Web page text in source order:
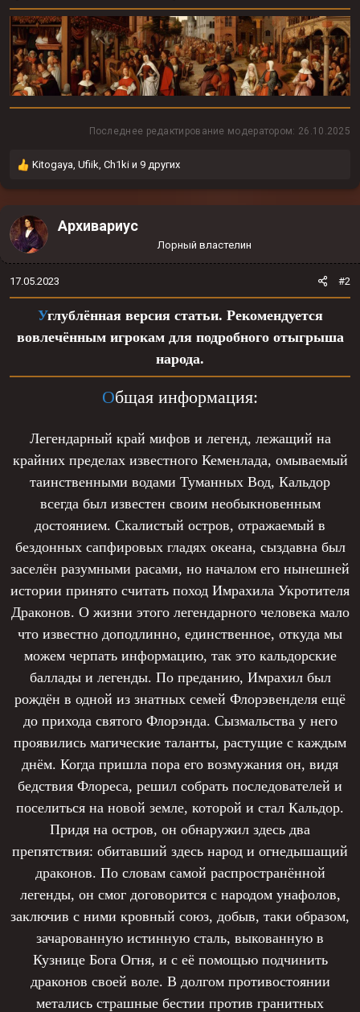
Последнее редактирование модератором: 26.10.2025
Р
ц
и
и
Kitogaya, Ufiik, Ch1ki и 9 других
Архивариус
Лорный властелин
17.05.2023 #2
Углублённая версия статьи. Рекомендуется
вовлечённым игрокам для подробного отыгрыша
народа.
Общая информация:
Легендарный край мифов и легенд, лежащий на
крайних пределах известного Кеменлада, омываемый
таинственными водами Туманных Вод, Кальдор
всегда был известен своим необыкновенным
достоянием. Скалистый остров, отражаемый в
бездонных сапфировых гладях океана, сыздавна был
заселён разумными расами, но началом его нынешней
истории принято считать поход Имрахила Укротителя
Драконов. О жизни этого легендарного человека мало
что известно доподлинно, единственное, откуда мы
можем черпать информацию, так это кальдорские
баллады и легенды. По преданию, Имрахил был
рождён в одной из знатных семей Флорэвенделя ещё
до прихода святого Флорэнда. Сызмальства у него
проявились магические таланты, растущие с каждым
днём. Когда пришла пора его возмужания он, видя
бедствия Флореса, решил собрать последователей и
поселиться на новой земле, которой и стал Кальдор.
Придя на остров, он обнаружил здесь два
препятствия: обитавший здесь народ и огнедышащий
драконов. По словам самой распространённой
легенды, он смог договорится с народом унафолов,
заключив с ними кровный союз, добыв, таки образом,
зачарованную истинную сталь, выкованную в
Кузнице Бога Огня, и с её помощью подчинить
драконов своей воле. В долгом противостоянии
метались страшные бестии против гранитных